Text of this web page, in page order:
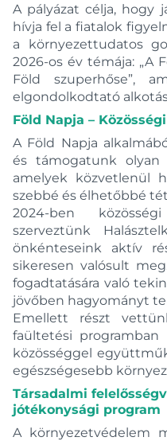
A pályázat célja, hogy
hívja fel a fiatalok
a környezettudatos
2026-os év témája: „A
Föld szuperhőse”,
elgondolkodtató
Föld Napja –
A Föld Napja
és támogatunk olyan
amelyek közvetlenül
szebbé és élhetőbbé
2024-ben
szerveztünk
önkénteseink aktív
sikeresen valósult
fogadtatására való
jövőben hagyományt
Emellett részt
faültetési
közösséggel
egészségesebb
Társadalmi
jótékonysági program
A környezetvédelem